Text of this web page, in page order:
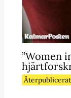
”Women
Återpublicerat